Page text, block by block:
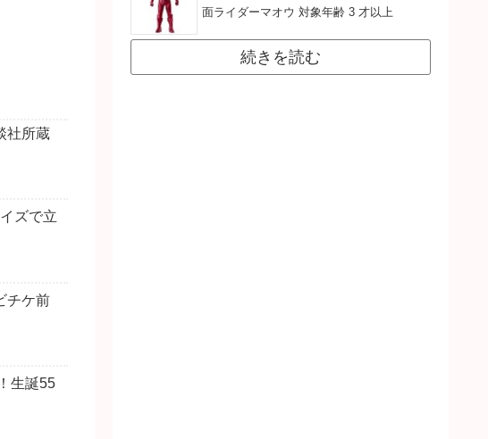
社所蔵
ズで立
チケ前
生誕55
面ライダーマオウ 対象年齢 3 才以上
続きを読む